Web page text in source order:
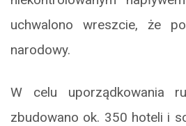
uchwalono wreszcie, że
narodowy.
W celu uporządkowania
zbudowano ok. 350 hoteli i